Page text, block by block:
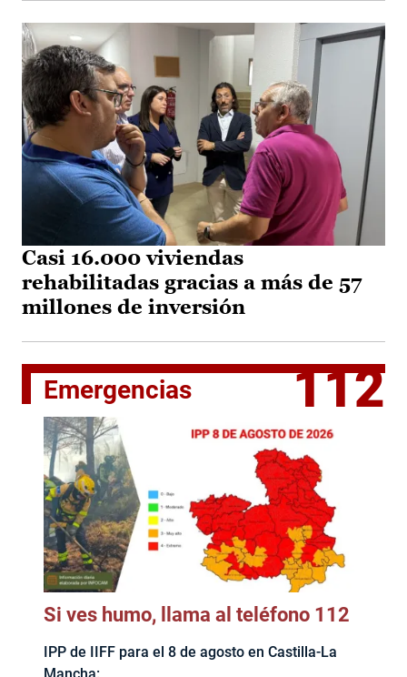
Casi 16.000 viviendas
rehabilitadas gracias a más de 57
millones de inversión
Emergencias 112
Si ves humo, llama al teléfono 112
IPP de IIFF para el 8 de agosto en Castilla-La